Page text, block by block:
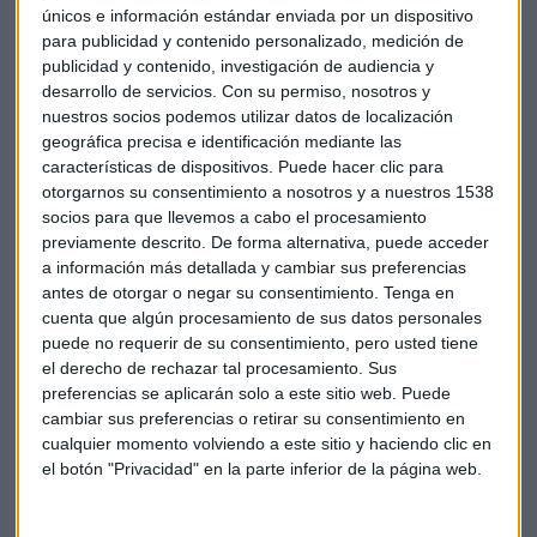
únicos e información estándar enviada por un dispositivo
para publicidad y contenido personalizado, medición de
publicidad y contenido, investigación de audiencia y
desarrollo de servicios. Con su permiso, nosotros y
nuestros socios podemos utilizar datos de localización
geográfica precisa e identificación mediante las
características de dispositivos. Puede hacer clic para
otorgarnos su consentimiento a nosotros y a nuestros 1538
socios para que llevemos a cabo el procesamiento
previamente descrito. De forma alternativa, puede acceder
a información más detallada y cambiar sus preferencias
antes de otorgar o negar su consentimiento. Tenga en
cuenta que algún procesamiento de sus datos personales
puede no requerir de su consentimiento, pero usted tiene
el derecho de rechazar tal procesamiento. Sus
preferencias se aplicarán solo a este sitio web. Puede
cambiar sus preferencias o retirar su consentimiento en
cualquier momento volviendo a este sitio y haciendo clic en
el botón "Privacidad" en la parte inferior de la página web.
A media sesión, bajan los títulos dePharmamar (-3%),
Almirall (-1,7%) y suben los bancos comoBBVA (+2,3%)
Caixabank (+1,5%). IAG y Santander suman un 1%.
En el mercado continuo repunta Soltec (+2%)que ha
firmado con Endesa un acuerdo de 142 MW en España para
el suminstro de seguidores solares y servidores de
construcción para tres plantas fotovoltáicas en
Extremadura.
Suben los títulos de Richemont (+5%).El fabricante de
Cartier duplica su dividendo después de haber cerrado su
año fiscal un 38% hasta casi 1.300 millones de euros. Cifras
por encima de lo esperado.
Todo lo contrario ocurre con la aerolínea alemana
Lufthansaque baja un 6% después de que lafamilia Thiele,